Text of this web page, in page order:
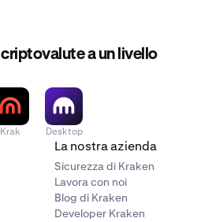
a un livello
Krak Desktop
La nostra azienda
Sicurezza di Kraken
Lavora con noi
Blog di Kraken
Developer Kraken